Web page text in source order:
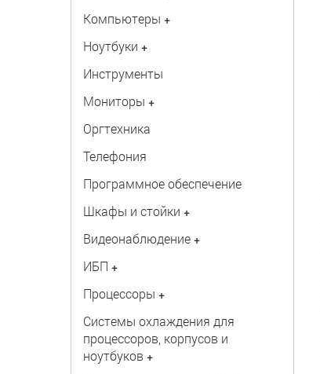
Компьютеры +
Ноутбуки +
Инструменты
Мониторы +
Оргтехника
Телефония
Программное обеспечение
Шкафы и стойки +
Видеонаблюдение +
ИБП +
Процессоры +
Системы охлаждения для
процессоров, корпусов и
ноутбуков +